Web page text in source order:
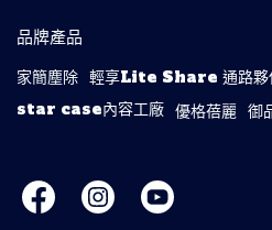
品牌產品
家簡塵除 輕享Lite Share 通路夥
star case內容工廠 優格蓓麗 御